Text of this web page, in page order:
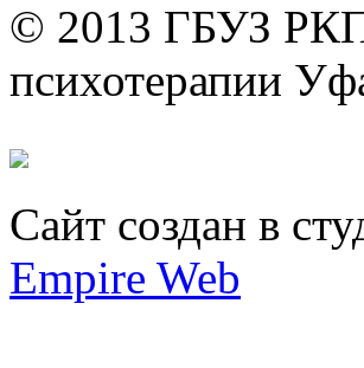
© 2013 ГБУЗ
психотерапии
Сайт создан в
Empire Web